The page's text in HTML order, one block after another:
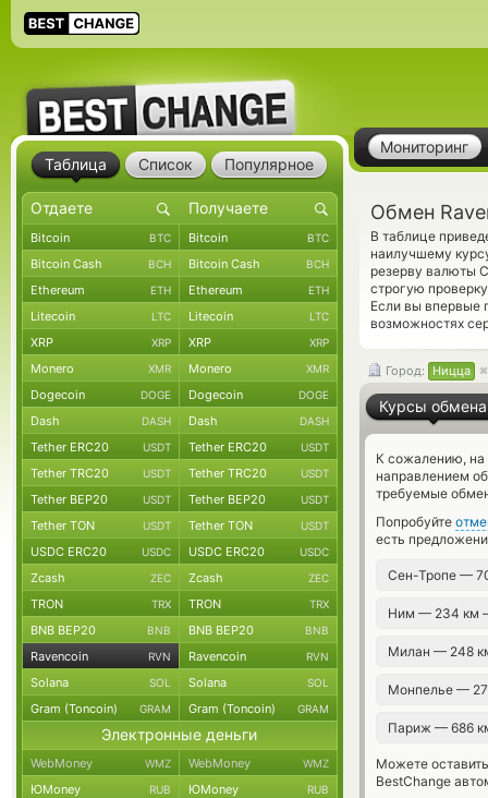
Мониторинг
Обмен
В таблице
наилучшему
резерву валюты
строгую
Если вы впервые
возможностях
Город: Ницца
Курсы обмена
К сожалению, на
направлением
требуемые
Попробуйте
есть
Сен-Тропе —
Ним — 234 км
Милан — 248
Монпелье —
Париж — 686
Можете
BestChange
Таблица Список Популярное
Bitcoin BTC Bitcoin BTC
Bitcoin Cash BCH Bitcoin Cash BCH
Ethereum ETH Ethereum ETH
Litecoin LTC Litecoin LTC
XRP XRP XRP XRP
Monero XMR Monero XMR
Dogecoin DOGE Dogecoin DOGE
Dash DASH Dash DASH
Tether ERC20 USDT Tether ERC20 USDT
Tether TRC20 USDT Tether TRC20 USDT
Tether BEP20 USDT Tether BEP20 USDT
Tether TON USDT Tether TON USDT
USDC ERC20 USDC USDC ERC20 USDC
Zcash ZEC Zcash ZEC
TRON TRX TRON TRX
BNB BEP20 BNB BNB BEP20 BNB
Ravencoin RVN Ravencoin RVN
Solana SOL Solana SOL
Gram (Toncoin) GRAM Gram (Toncoin) GRAM
Электронные деньги
WebMoney WMZ WebMoney WMZ
ЮMoney RUB ЮMoney RUB